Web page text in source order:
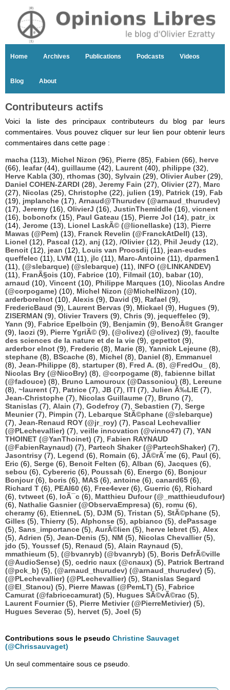
Home Archives Publications Podcasts Videos
Blog About
Contributeurs actifs
Voici la liste des principaux contributeurs du blog par leurs
commentaires. Vous pouvez cliquer sur leur lien pour obtenir leurs
commentaires dans cette page :
macha (113), Michel Nizon (96), Pierre (85), Fabien (66), herve
(66), leafar(44), guillaume (42), Laurent (40), philippe (32),
Herve Kabla (30), rthomas (30), Sylvain (29), Olivier Auber(29),
Daniel COHEN-ZARDI (28), Jeremy Fain (27), Olivier(27), Marc
(27), Nicolas (25), Christophe (22), julien (19), Patrick (19), Fab
(19), jmplanche (17), Arnaud@Thurudev (@arnaud_thurudev)
(17), Jeremy (16), OlivierJ (16), JustinThemiddle (16), vicnent
(16), bobonofx (15), Paul Gateau (15), Pierre Jol (14), patr_ix
(14), Jerome (13), Lionel LaskÃ© (@lionellaske) (13), Pierre
Mawas (@Pem) (13), Franck Revelin (@FranckAtDell) (13),
Lionel (12), Pascal (12), anj (12), /Olivier(12), Phil Jeudy (12),
Benoit (12), jean (12), Louis van Proosdij (11), jean-eudes
queffelec (11), LVM (11), jlc (11), Marc-Antoine (11), dparmen1
(11), (@slebarque) (@slebarque) (11), INFO (@LINKANDEV)
(11), FranÃ§ois (10), Fabrice (10), Filmail (10), babar(10),
arnaud (10), Vincent (10), Philippe Marques (10), Nicolas Andre
(@corpogame) (10), Michel Nizon (@MichelNizon) (10),
arderborelnot (10), Alexis (9), David (9), Rafael (9),
FredericBaud (9), Laurent Bervas (9), Mickael (9), Hugues (9),
ZISERMAN (9), Olivier Travers (9), Chris (9), jequeffelec (9),
Yann (9), Fabrice Epelboin (9), Benjamin (9), BenoÃ®t Granger
(9), laozi (9), Pierre YgriÃ© (9), (@olivez) (@olivez) (9), faculte
des sciences de la nature et de la vie (9), gepettot (9),
arderbor elnot (9), Frederic (8), Marie (8), Yannick Lejeune (8),
stephane (8), BScache (8), Michel (8), Daniel (8), Emmanuel
(8), Jean-Philippe (8), startuper(8), Fred A. (8), @FredOu_
(8),
Nicolas Bry (@NicoBry) (8), @corpogame (8), fabienne billat
(@fadouce) (8), Bruno Lamouroux (@Dassoniou) (8), Lereune
(8), ~laurent (7), Patrice (7), JB (7), ITI (7), Julien Ã‰LIE (7),
Jean-Christophe (7), Nicolas Guillaume (7), Bruno (7),
Stanislas (7), Alain (7), Godefroy (7), Sebastien (7), Serge
Meunier(7), Pimpin (7), Lebarque StÃ©phane (@slebarque)
(7), Jean-Renaud ROY (@jr_roy) (7), Pascal Lechevallier
(@PLechevallier) (7), veille innovation (@vinno47) (7), YAN
THOINET (@YanThoinet) (7), Fabien RAYNAUD
(@FabienRaynaud) (7), Partech Shaker (@PartechShaker) (7),
Jasontrisy (7), Legend (6), Romain (6), JÃ©rÃ´me (6), Paul (6),
Eric (6), Serge (6), Benoit Felten (6), Alban (6), Jacques (6),
sebou (6), Cybereric (6), Poussah (6), Energo (6), Bonjour
Bonjour(6), boris (6), MAS (6), antoine (6), canard65 (6),
Richard T (6), PEAI60 (6), Free4ever(6), Guerric (6), Richard
(6), tvtweet (6), loÃ¯c (6), Matthieu Dufour (@_matthieudufour)
(6), Nathalie Gasnier (@ObservaEmpresa) (6), romu (6),
cheramy (6), EtienneL (5), DJM (5), Tristan (5), StÃ©phane (5),
Gilles (5), Thierry (5), Alphonse (5), apbianco (5), dePassage
(5), Sans_importance (5), AurÃ©lien (5), herve lebret (5), Alex
(5), Adrien (5), Jean-Denis (5), NM (5), Nicolas Chevallier(5),
jdo (5), Youssef (5), Renaud (5), Alain Raynaud (5),
mmathieum (5), (@bvanryb) (@bvanryb) (5), Boris DefrÃ©ville
(@AudioSense) (5), cedric naux (@cnaux) (5), Patrick Bertrand
(@pck_b) (5), (@arnaud_thurudev) (@arnaud_thurudev) (5),
(@PLechevallier) (@PLechevallier) (5), Stanislas Segard
(@El_Stanou) (5), Pierre Mawas (@PemLT) (5), Fabrice
Camurat (@fabricecamurat) (5), Hugues SÃ©vÃ©rac (5),
Laurent Fournier(5), Pierre Metivier (@PierreMetivier) (5),
Hugues Severac (5), hervet (5), Joel (5)
Contributions sous le pseudo Christine Sauvaget
(@Chrissauvaget)
Un seul commentaire sous ce pseudo.